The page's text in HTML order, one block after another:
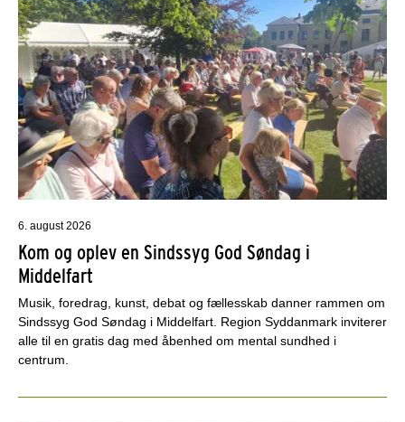
6. august 2026
Kom og oplev en Sindssyg God Søndag i
Middelfart
Musik, foredrag, kunst, debat og fællesskab danner rammen om
Sindssyg God Søndag i Middelfart. Region Syddanmark inviterer
alle til en gratis dag med åbenhed om mental sundhed i
centrum.